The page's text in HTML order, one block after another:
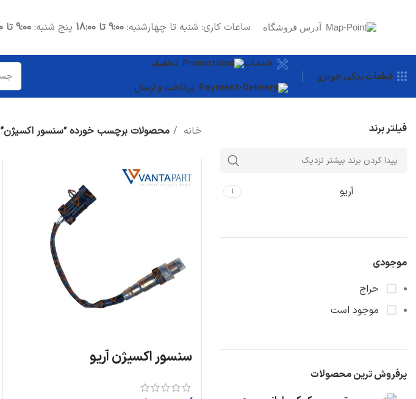
آدرس فروشگاه ساعات کاری: شنبه تا چهارشنبه: 9:00 تا 18:00 پنج شنبه: 9:00 تا 13:00
قطعات یدکی خودرو
خدمات
تخفیف
پرداخت و ارسال
فیلتر برند
آریو 1
موجودی
حراج
موجود است
پرفروش ترین محصولات
خانه محصولات برچسب خورده “سنسور اکسیژن”
سنسور اکسیژن آریو